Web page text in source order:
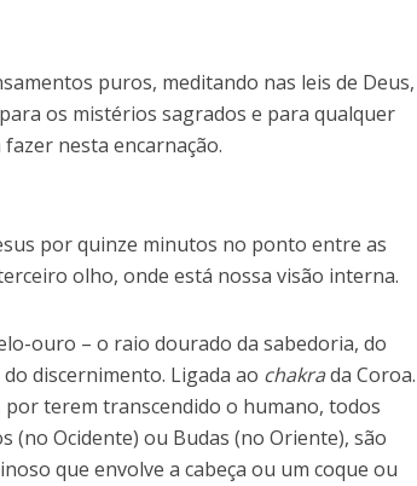
puros, meditando nas leis de Deus,
os mistérios sagrados e para qualquer
nesta encarnação.
por quinze minutos no ponto entre as
olho, onde está nossa visão interna.
ouro – o raio dourado da sabedoria, do
discernimento. Ligada ao chakrada Coroa.
terem transcendido o humano, todos
(no Ocidente) ou Budas (no Oriente), são
que envolve a cabeça ou um coque ou